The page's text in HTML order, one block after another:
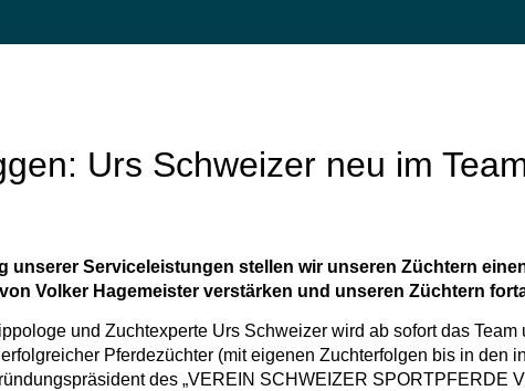
Urs Schweizer neu im
unserer Serviceleistungen stellen wir unseren Züchtern
Volker Hagemeister verstärken und unseren Züchtern
und Zuchtexperte Urs Schweizer wird ab sofort das
Pferdezüchter (mit eigenen Zuchterfolgen bis in den
des „VEREIN SCHWEIZER SPORTPFERDE